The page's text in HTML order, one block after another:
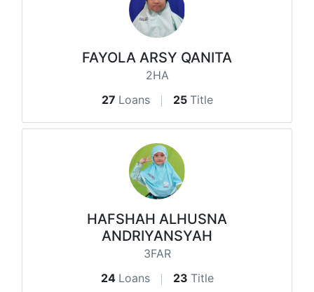
FAYOLA ARSY QANITA
2HA
27 Loans 25 Title
HAFSHAH ALHUSNA
ANDRIYANSYAH
3FAR
24 Loans 23 Title